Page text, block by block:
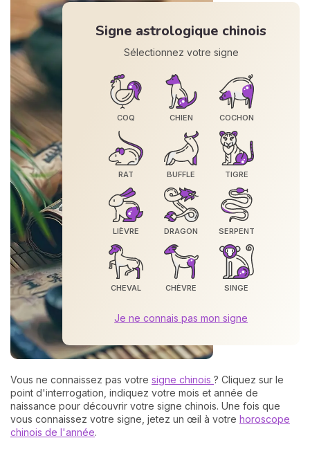
Signe astrologique chinois
Sélectionnez votre signe
COQ CHIEN COCHON
RAT BUFFLE TIGRE
LIÈVRE DRAGON SERPENT
CHEVAL CHÈVRE SINGE
Je ne connais pas mon signe
Vous ne connaissez pas votre signe chinois ? Cliquez sur le
point d'interrogation, indiquez votre mois et année de
naissance pour découvrir votre signe chinois. Une fois que
vous connaissez votre signe, jetez un œil à votre horoscope
chinois de l'année.